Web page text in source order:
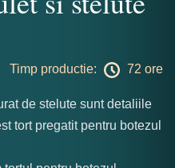
Timp productie: 72 ore
de stelute sunt detaliile
tort pregatit pentru botezul